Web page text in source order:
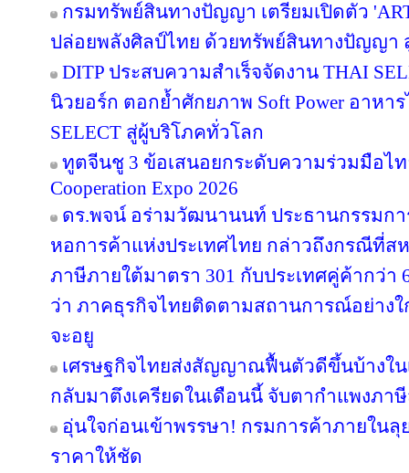
กรมทรัพย์สินทางปัญญา เตรียมเปิดตัว
ปล่อยพลังศิลป์ไทย ด้วยทรัพย์สินทางปัญญา
DITP ประสบความสำเร็จจัดงาน THAI
นิวยอร์ก ตอกย้ำศักยภาพ Soft Power อาหา
SELECT สู่ผู้บริโภคทั่วโลก
ทูตจีนชู 3 ข้อเสนอยกระดับความร่วมมือไท
Cooperation Expo 2026
ดร.พจน์ อร่ามวัฒนานนท์ ประธานกรรมก
หอการค้าแห่งประเทศไทย กล่าวถึงกรณีที่ส
ภาษีภายใต้มาตรา 301 กับประเทศคู่ค้ากว่า
ว่า ภาคธุรกิจไทยติดตามสถานการณ์อย่าง
จะอยู
เศรษฐกิจไทยส่งสัญญาณฟื้นตัวดีขึ้นบ้างใ
กลับมาตึงเครียดในเดือนนี้ จับตากำแพงภา
อุ่นใจก่อนเข้าพรรษา! กรมการค้าภายใน
ราคาให้ชัด